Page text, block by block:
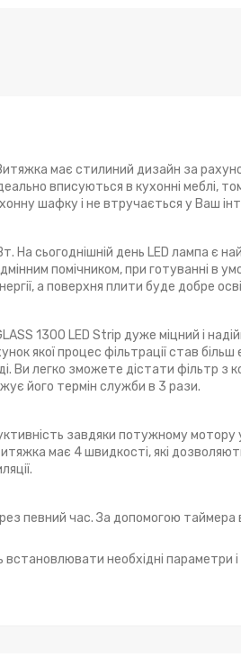
має стилиний дизайн за
вписуються в кухонні меблі,
шафку і не втручається у Ваш
На сьогоднішній день LED лампа є
помічником, при готуванні в
а поверхня плити буде добре
1300 LED Strip дуже міцний і
якої процес фільтрації став
Ви легко зможете дістати фільтр з
його термін служби в 3 рази.
завдяки потужному мотору
має 4 швидкості, які
певний час. За допомогою таймера
необхідні параметри